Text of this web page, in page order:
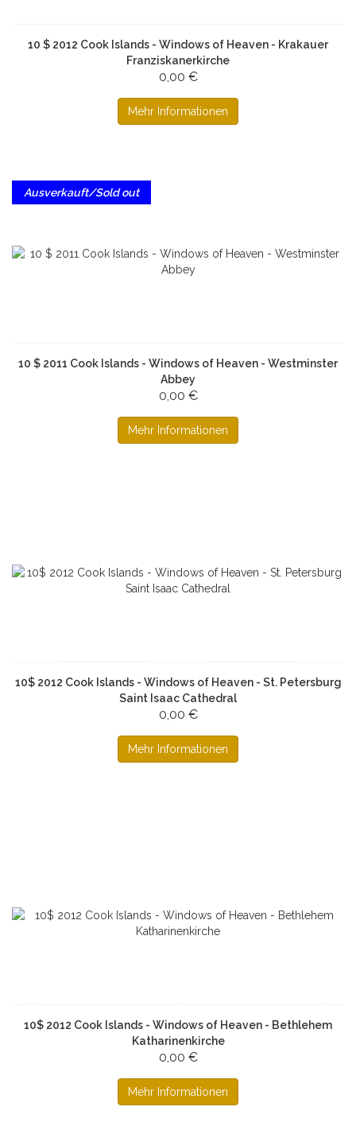
10 $ 2012 Cook Islands - Windows of Heaven - Krakauer
Franziskanerkirche
0,00 €
Mehr Informationen
Ausverkauft/Sold out
10 $ 2011 Cook Islands - Windows of Heaven - Westminster
Abbey
0,00 €
Mehr Informationen
10$ 2012 Cook Islands - Windows of Heaven - St. Petersburg
Saint Isaac Cathedral
0,00 €
Mehr Informationen
10$ 2012 Cook Islands - Windows of Heaven - Bethlehem
Katharinenkirche
0,00 €
Mehr Informationen